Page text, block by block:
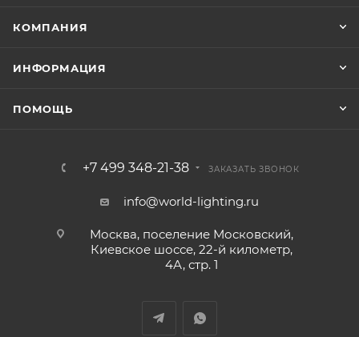
КОМПАНИЯ
ИНФОРМАЦИЯ
ПОМОЩЬ
+7 499 348-21-38 ЗАКАЗАТЬ ЗВОНОК
info@world-lighting.ru
Москва, поселение Московский,
Киевское шоссе, 22-й километр,
4А, стр. 1